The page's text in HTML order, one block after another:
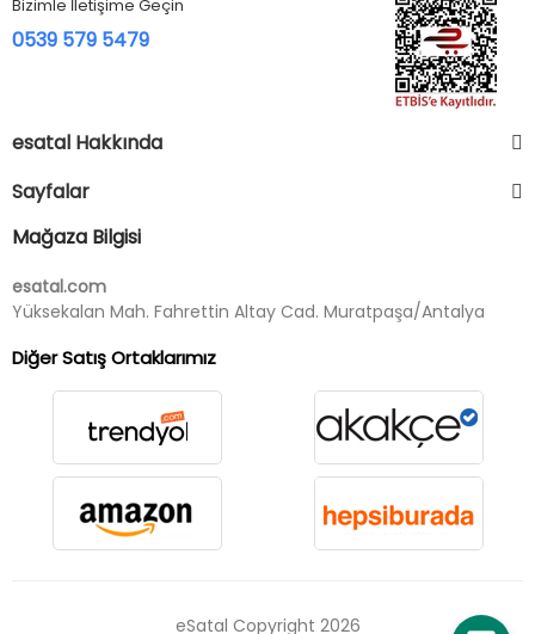
Bizimle İletişime Geçin
0539 579 5479
esatal Hakkında
Sayfalar
Mağaza Bilgisi
esatal.com
Yüksekalan Mah. Fahrettin Altay Cad. Muratpaşa/Antalya
Diğer Satış Ortaklarımız
eSatal Copyright 2026